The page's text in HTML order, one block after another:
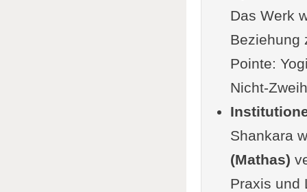
Das Werk
Beziehung
Pointe:
Nicht-
Shankara
(Mathas)
Praxis und